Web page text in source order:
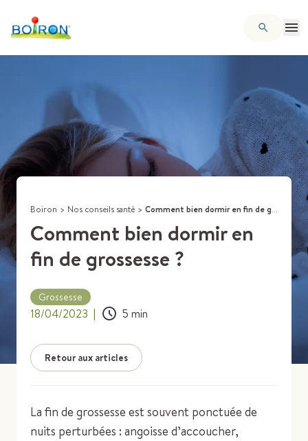
Boiron > Nos conseils santé > Comment bien dormir en fin de grossesse ?
Comment bien dormir en
fin de grossesse ?
Grossesse
18/04/2023 | 5 min
Retour aux articles
La fin de grossesse est souvent ponctuée de
nuits perturbées : angoisse d’accoucher,